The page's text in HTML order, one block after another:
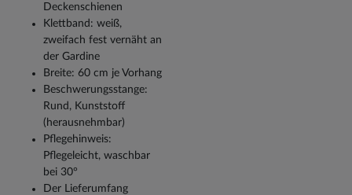
Deckenschienen
Klettband: weiß,
zweifach fest vernäht an
der Gardine
Breite: 60 cm je Vorhang
Beschwerungsstange:
Rund, Kunststoff
(herausnehmbar)
Pflegehinweis:
Pflegeleicht, waschbar
bei 30°
Der Lieferumfang